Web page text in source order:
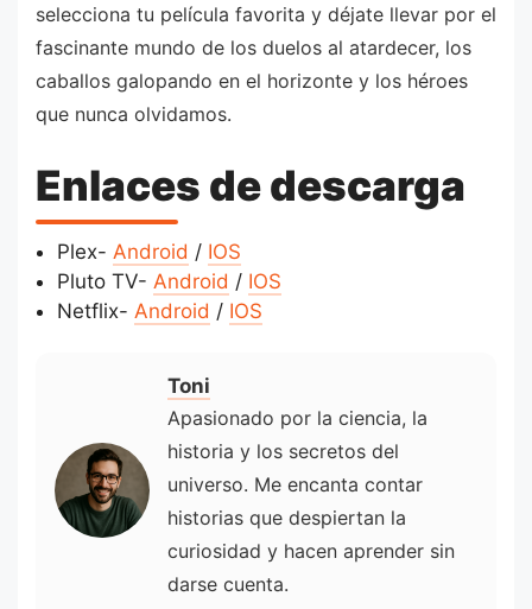
selecciona tu película favorita y déjate llevar por el
fascinante mundo de los duelos al atardecer, los
caballos galopando en el horizonte y los héroes
que nunca olvidamos.
Enlaces de descarga
Plex- Android / IOS
Pluto TV- Android / IOS
Netflix- Android / IOS
Toni
Apasionado por la ciencia, la
historia y los secretos del
universo. Me encanta contar
historias que despiertan la
curiosidad y hacen aprender sin
darse cuenta.